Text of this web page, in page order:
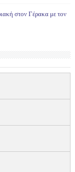
στον Γέρακα με τον